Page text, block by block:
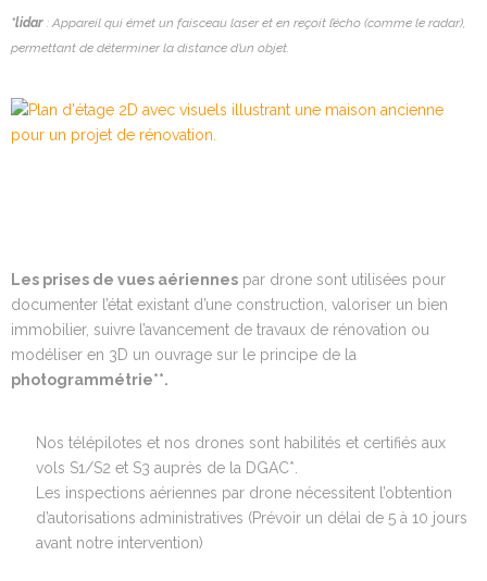
*lidar : Appareil qui émet un faisceau laser et en reçoit l’écho (comme le radar),
permettant de déterminer la distance d’un objet.
Les prises de vues aériennes par drone sont utilisées pour
documenter l’état existant d’une construction, valoriser un bien
immobilier, suivre l’avancement de travaux de rénovation ou
modéliser en 3D un ouvrage sur le principe de la
photogrammétrie**.
Nos télépilotes et nos drones sont habilités et certifiés aux
vols S1/S2 et S3 auprès de la DGAC*.
Les inspections aériennes par drone nécessitent l’obtention
d’autorisations administratives (Prévoir un délai de 5 à 10 jours
avant notre intervention)